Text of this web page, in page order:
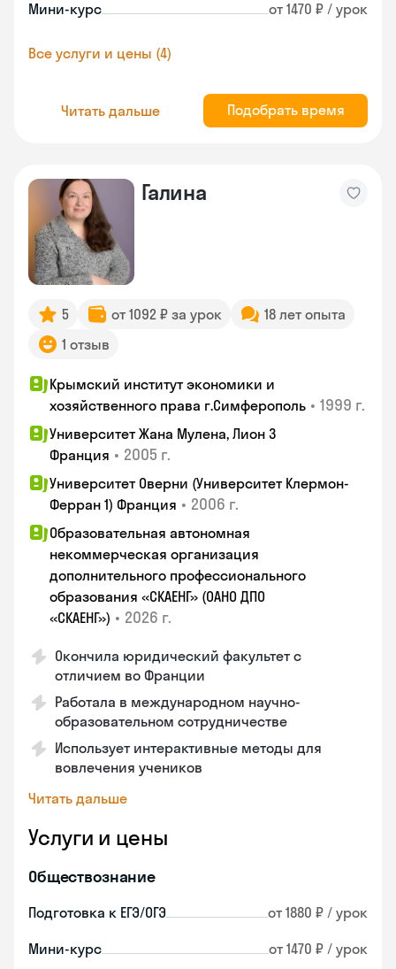
Мини-курс от 1470 ₽ / урок
Все услуги и цены (4)
Читать дальше Подобрать время
Галина
5 от 1092 ₽ за урок
18 лет опыта
1 отзыв
Крымский институт экономики и
хозяйственного права г.Симферополь • 1999 г.
Университет Жана Мулена, Лион 3
Франция • 2005 г.
Университет Оверни (Университет Клермон-
Ферран 1) Франция • 2006 г.
Образовательная автономная
некоммерческая организация
дополнительного профессионального
образования «СКАЕНГ» (ОАНО ДПО
«СКАЕНГ») • 2026 г.
Окончила юридический факультет с
отличием во Франции
Работала в международном научно-
образовательном сотрудничестве
Использует интерактивные методы для
вовлечения учеников
Читать дальше
Услуги и цены
Обществознание
Подготовка к ЕГЭ/ОГЭ от 1880 ₽ / урок
Мини-курс от 1470 ₽ / урок